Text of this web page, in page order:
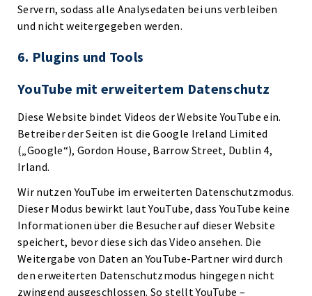
Servern, sodass alle Analysedaten bei uns verbleiben
und nicht weitergegeben werden.
6. Plugins und Tools
YouTube mit erweitertem Datenschutz
Diese Website bindet Videos der Website YouTube ein.
Betreiber der Seiten ist die Google Ireland Limited
(„Google“), Gordon House, Barrow Street, Dublin 4,
Irland.
Wir nutzen YouTube im erweiterten Datenschutzmodus.
Dieser Modus bewirkt laut YouTube, dass YouTube keine
Informationen über die Besucher auf dieser Website
speichert, bevor diese sich das Video ansehen. Die
Weitergabe von Daten an YouTube-Partner wird durch
den erweiterten Datenschutzmodus hingegen nicht
zwingend ausgeschlossen. So stellt YouTube –